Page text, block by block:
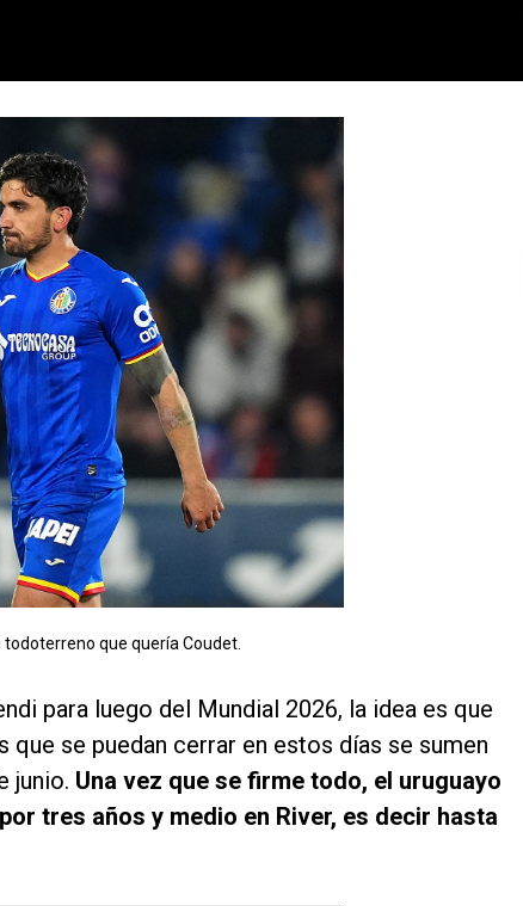
que quería Coudet.
para luego del Mundial 2026, la idea es que
se puedan cerrar en estos días se sumen
junio. Una vez que se firme todo, el uruguayo
tres años y medio en River, es decir hasta